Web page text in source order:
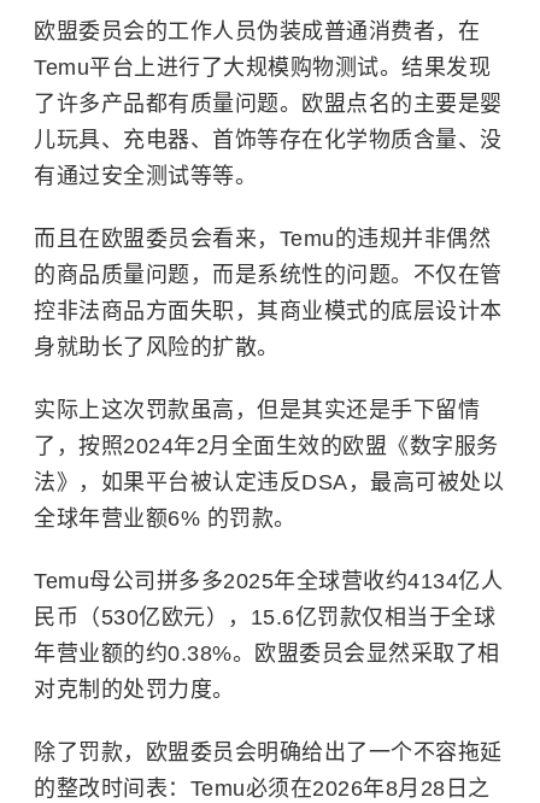
欧盟委员会的工作人员伪装成普通消费者，在
Temu平台上进行了大规模购物测试。结果发现
了许多产品都有质量问题。欧盟点名的主要是婴
儿玩具、充电器、首饰等存在化学物质含量、没
有通过安全测试等等。
而且在欧盟委员会看来，Temu的违规并非偶然
的商品质量问题，而是系统性的问题。不仅在管
控非法商品方面失职，其商业模式的底层设计本
身就助长了风险的扩散。
实际上这次罚款虽高，但是其实还是手下留情
了，按照2024年2月全面生效的欧盟《数字服务
法》，如果平台被认定违反DSA，最高可被处以
全球年营业额6% 的罚款。
Temu母公司拼多多2025年全球营收约4134亿人
民币（530亿欧元），15.6亿罚款仅相当于全球
年营业额的约0.38%。欧盟委员会显然采取了相
对克制的处罚力度。
除了罚款，欧盟委员会明确给出了一个不容拖延
的整改时间表：Temu必须在2026年8月28日之